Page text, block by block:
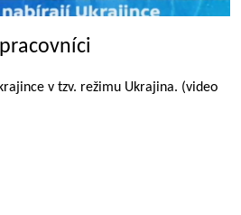
v tzv. režimu Ukrajina. (video